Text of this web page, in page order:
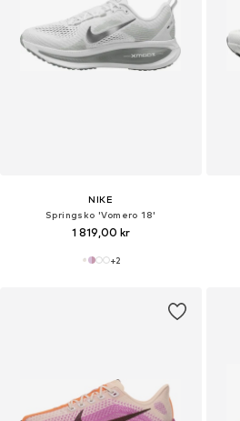
NIKE
Springsko 'Vomero 18'
1 819,00 kr
+2